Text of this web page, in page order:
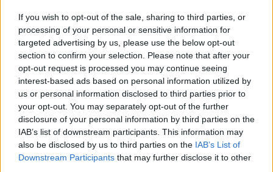
If you wish to opt-out of the sale, sharing to third parties, or
processing of your personal or sensitive information for
targeted advertising by us, please use the below opt-out
section to confirm your selection. Please note that after your
opt-out request is processed you may continue seeing
interest-based ads based on personal information utilized by
us or personal information disclosed to third parties prior to
your opt-out. You may separately opt-out of the further
disclosure of your personal information by third parties on the
IAB’s list of downstream participants. This information may
also be disclosed by us to third parties on the IAB’s List of
Downstream Participants that may further disclose it to other
συνέβησαν θα του κοστίσουν το
“πρασίνισμα”. Μόνο κάποιος με
εξειδικευμένη γνώση μπορεί να
καταλάβει τη συγκεκριμένη αγωνία»,
είπε ο πρώην υπουργός Αγροτικής
Ανάπτυξης και Τροφίμων Κώστας
Τσιάρας κατά τη συζήτηση στη Βουλή
για την άρση ασυλίας των βουλευτών